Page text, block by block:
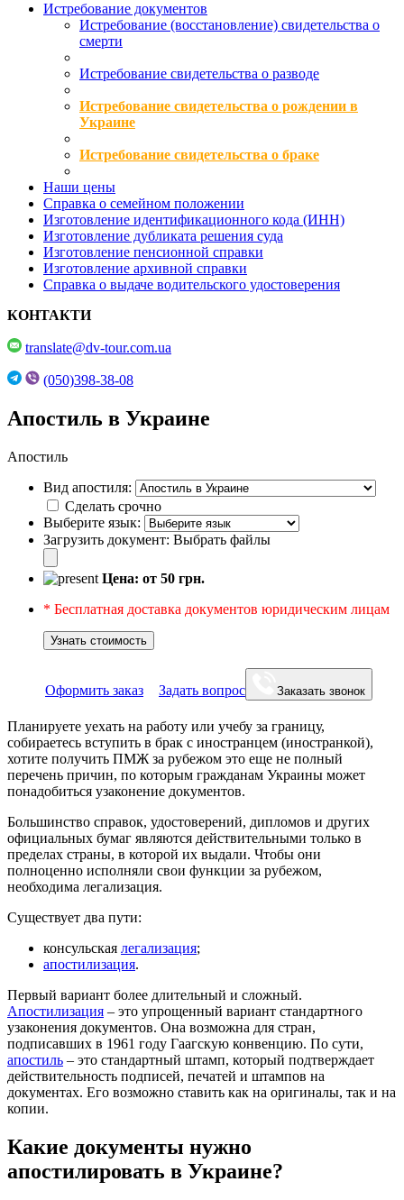
Истребование документов
Истребование (восстановление) свидетельства о
смерти
Истребование свидетельства о разводе
Истребование свидетельства о рождении в
Украине
Истребование свидетельства о браке
Наши цены
Справка о семейном положении
Изготовление идентификационного кода (ИНН)
Изготовление дубликата решения суда
Изготовление пенсионной справки
Изготовление архивной справки
Справка о выдаче водительского удостоверения
КОНТАКТИ
translate@dv-tour.com.ua
(050)398-38-08
Апостиль в Украине
Апостиль
Вид апостиля:
Сделать срочно
Выберите язык:
Загрузить документ: Выбрать файлы
Цена: от 50 грн.
* Бесплатная доставка документов юридическим лицам
Узнать стоимость
Оформить заказ Задать вопрос Заказать звонок
Планируете уехать на работу или учебу за границу,
собираетесь вступить в брак с иностранцем (иностранкой),
хотите получить ПМЖ за рубежом это еще не полный
перечень причин, по которым гражданам Украины может
понадобиться узаконение документов.
Большинство справок, удостоверений, дипломов и других
официальных бумаг являются действительными только в
пределах страны, в которой их выдали. Чтобы они
полноценно исполняли свои функции за рубежом,
необходима легализация.
Существует два пути:
консульская легализация;
апостилизация.
Первый вариант более длительный и сложный.
Апостилизация – это упрощенный вариант стандартного
узаконения документов. Она возможна для стран,
подписавших в 1961 году Гаагскую конвенцию. По сути,
апостиль – это стандартный штамп, который подтверждает
действительность подписей, печатей и штампов на
документах. Его возможно ставить как на оригиналы, так и на
копии.
Какие документы нужно
апостилировать в Украине?